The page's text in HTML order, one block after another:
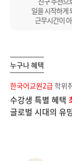
일을 시작하게
근무시간이
누구나 혜택
한국어교원2급학위
수강생 특별 혜택
글로벌 시대의 유